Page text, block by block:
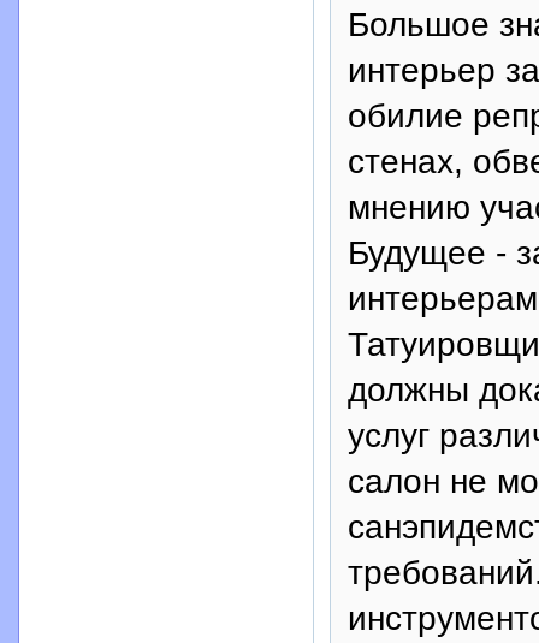
Большое
интерьер
обилие
стенах,
мнению
Будущее -
должны
услуг
салон не